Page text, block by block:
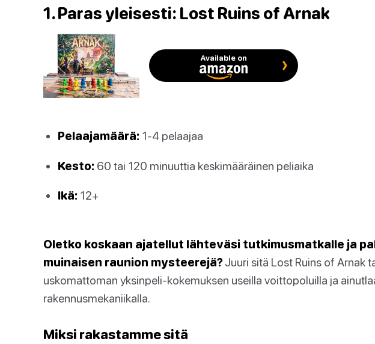
1. Paras yleisesti: Lost Ruins of Arnak
Available on
Pelaajamäärä: 1-4 pelaajaa
Kesto: 60 tai 120 minuuttia keskimääräinen peliaika
Ikä: 12+
Oletko koskaan ajatellut lähteväsi tutkimusmatkalle ja
muinaisen raunion mysteerejä?Juuri sitä Lost Ruins of Arnak
uskomattoman yksinpeli-kokemuksen useilla voittopoluilla ja
rakennusmekaniikalla.
Miksi rakastamme sitä